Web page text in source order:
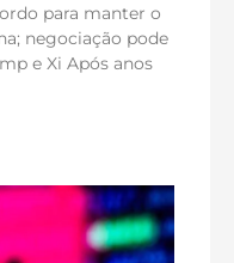
para manter o
negociação pode
e Xi Após anos